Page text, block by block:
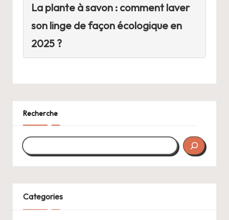
La plante à savon : comment laver
son linge de façon écologique en
2025 ?
Recherche
Categories